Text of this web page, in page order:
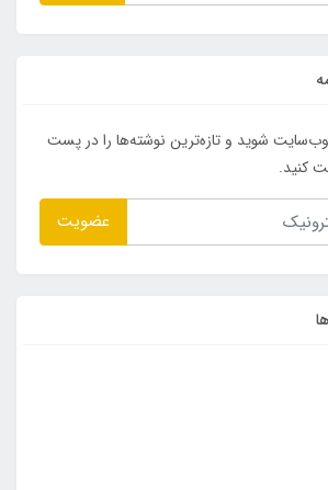
وب‌سایت شوید و تازه‌ترین نوشته‌ها را در پست
کنید.
عضویت